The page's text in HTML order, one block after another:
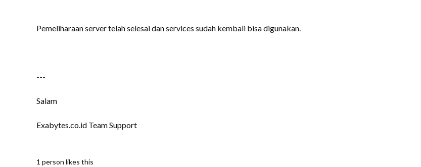
Pemeliharaan server telah selesai dan services sudah kembali bisa digunakan.
---
Salam
Exabytes.co.id Team Support
1 person likes this